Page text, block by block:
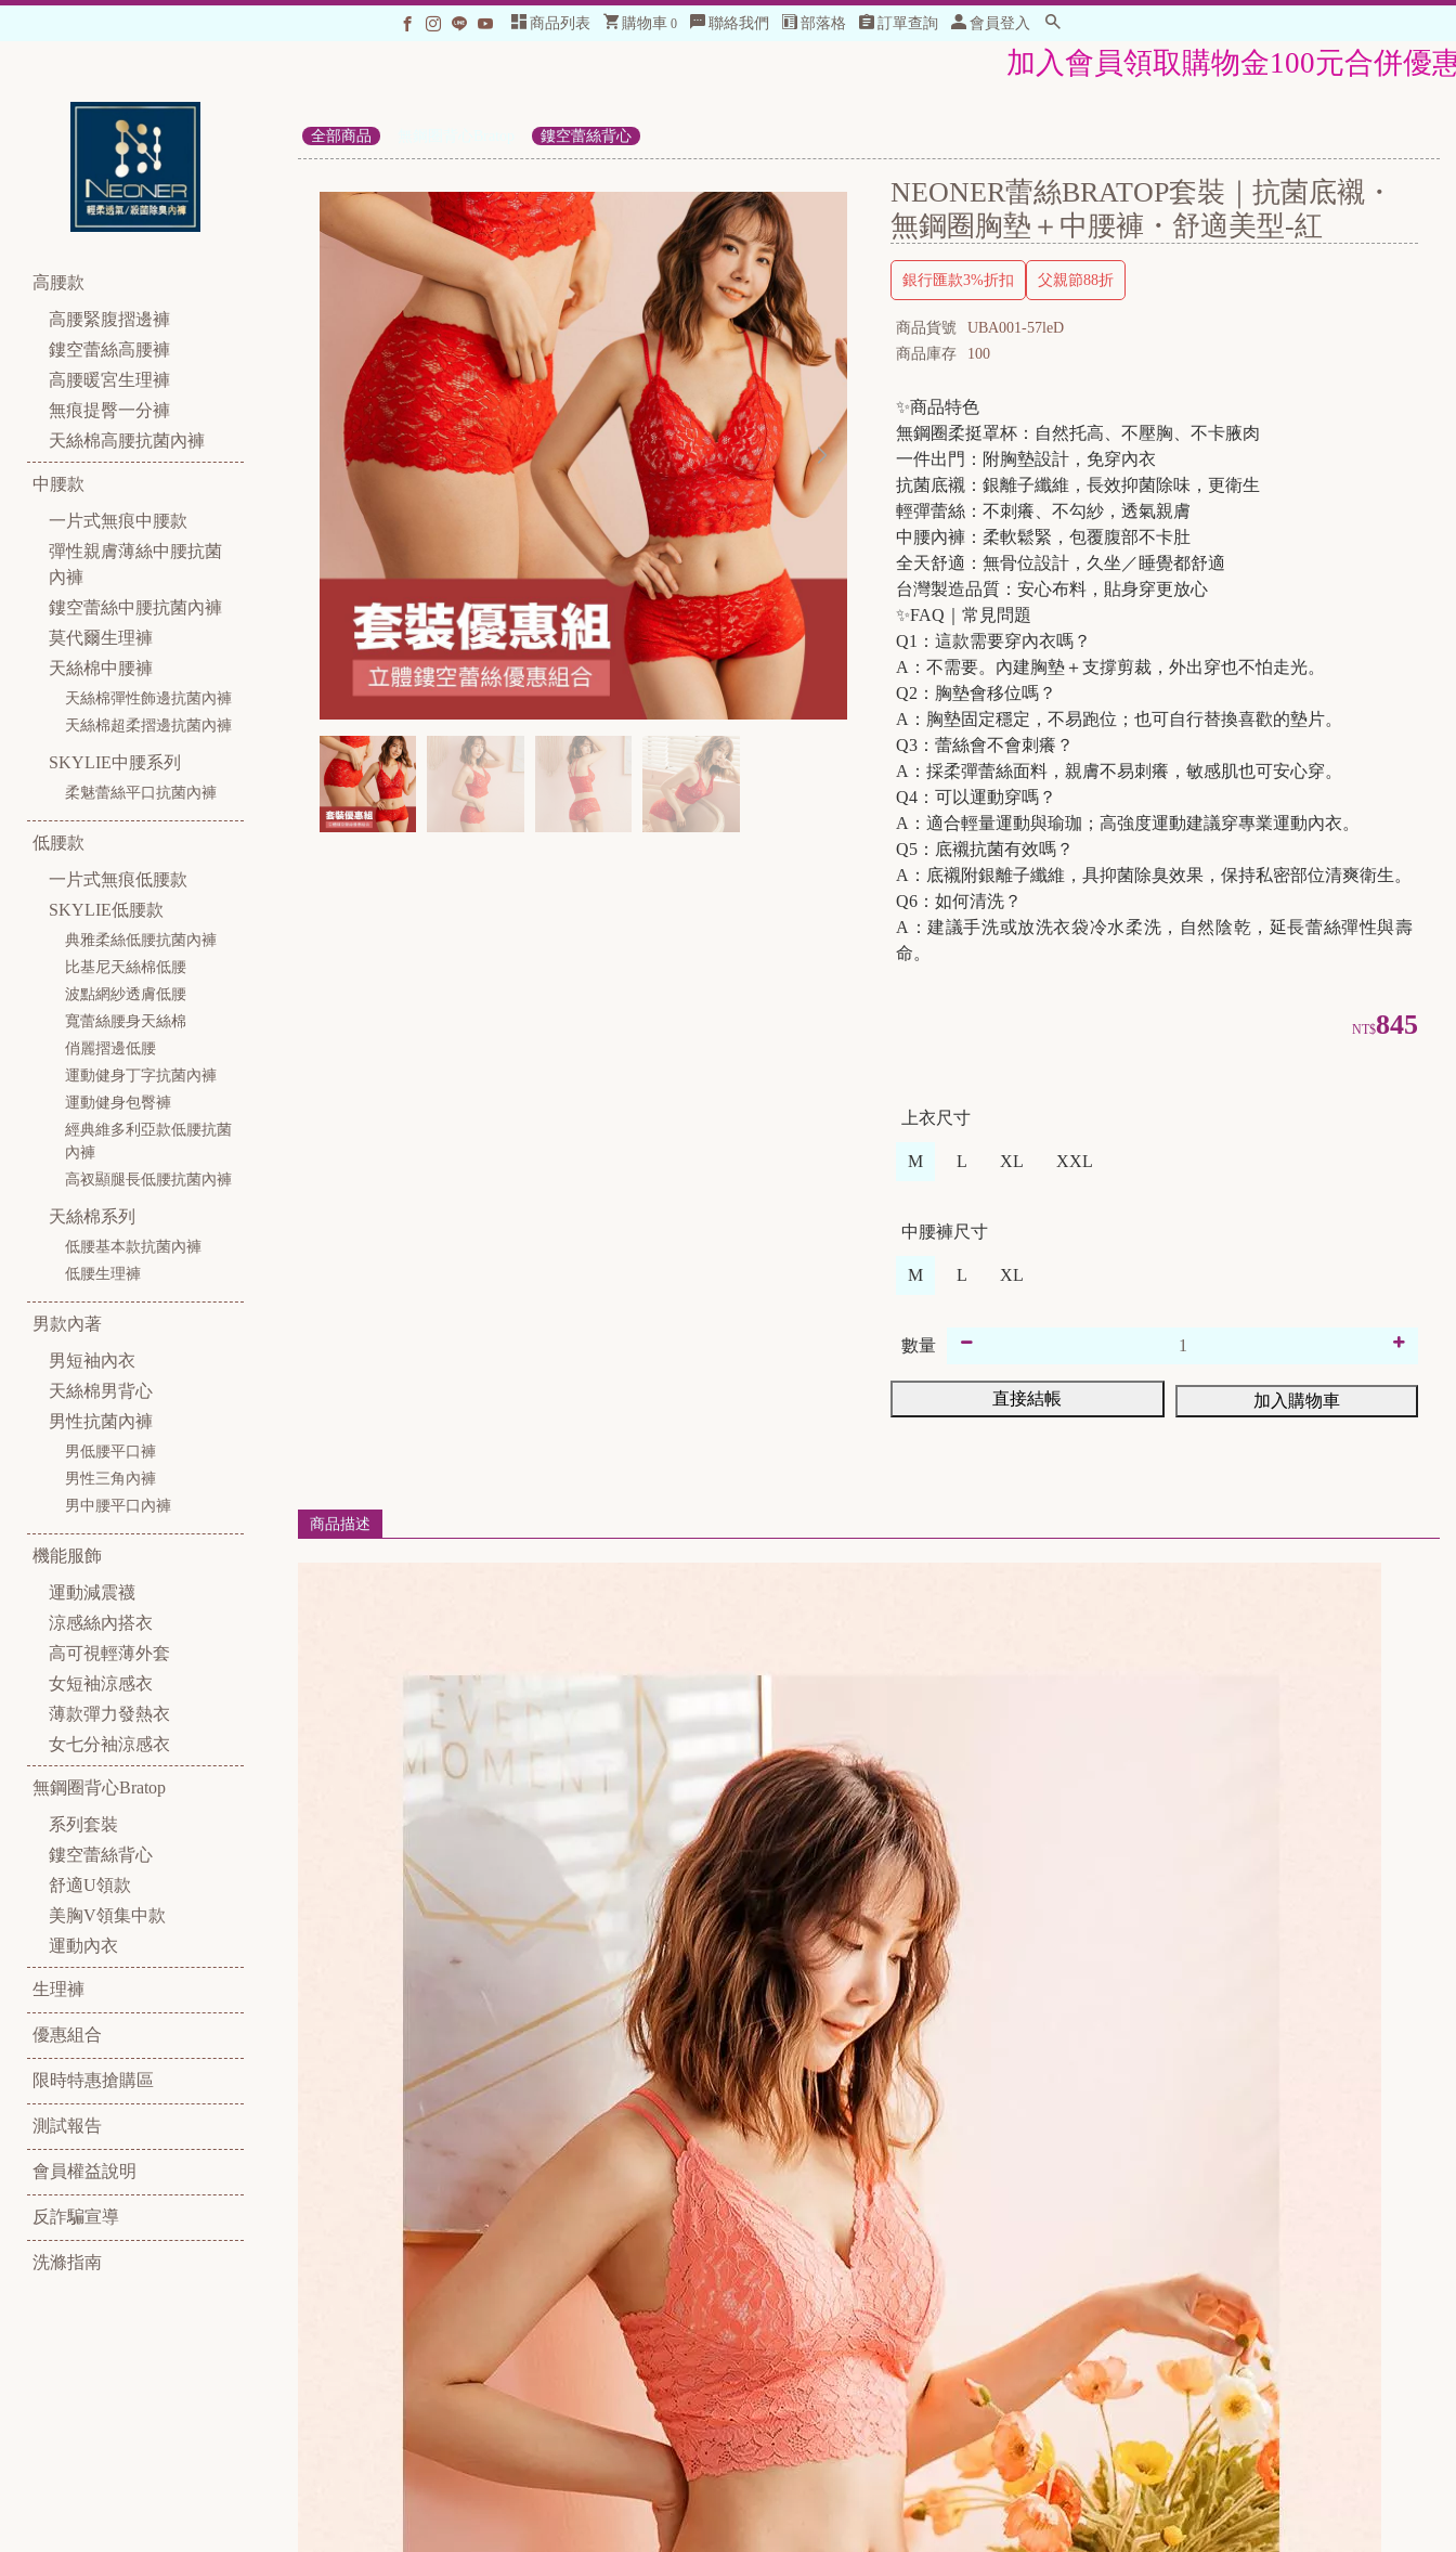
商品列表 購物車 0 聯絡我們 部落格 訂單查詢 會員登入
加入會員領取購物金100元合併優惠活動使用...
高腰款
高腰緊腹摺邊褲
鏤空蕾絲高腰褲
高腰暖宮生理褲
無痕提臀一分褲
天絲棉高腰抗菌內褲
中腰款
一片式無痕中腰款
彈性親膚薄絲中腰抗菌
內褲
鏤空蕾絲中腰抗菌內褲
莫代爾生理褲
天絲棉中腰褲
天絲棉彈性飾邊抗菌內褲
天絲棉超柔摺邊抗菌內褲
SKYLIE中腰系列
柔魅蕾絲平口抗菌內褲
低腰款
一片式無痕低腰款
SKYLIE低腰款
典雅柔絲低腰抗菌內褲
比基尼天絲棉低腰
波點網紗透膚低腰
寬蕾絲腰身天絲棉
俏麗摺邊低腰
運動健身丁字抗菌內褲
運動健身包臀褲
經典維多利亞款低腰抗菌
內褲
高衩顯腿長低腰抗菌內褲
天絲棉系列
低腰基本款抗菌內褲
低腰生理褲
男款內著
男短袖內衣
天絲棉男背心
男性抗菌內褲
男低腰平口褲
男性三角內褲
男中腰平口內褲
機能服飾
運動減震襪
涼感絲內搭衣
高可視輕薄外套
女短袖涼感衣
薄款彈力發熱衣
女七分袖涼感衣
無鋼圈背心Bratop
系列套裝
鏤空蕾絲背心
舒適U領款
美胸V領集中款
運動內衣
生理褲
優惠組合
限時特惠搶購區
測試報告
會員權益說明
反詐騙宣導
洗滌指南
全部商品 鏤空蕾絲背心
NEONER蕾絲BRATOP套裝｜抗菌底襯・
無鋼圈胸墊＋中腰褲・舒適美型-紅
銀行匯款3%折扣 父親節88折
商品貨號
UBA001-57leD
商品庫存
100
✨商品特色
無鋼圈柔挺罩杯：自然托高、不壓胸、不卡腋肉
一件出門：附胸墊設計，免穿內衣
抗菌底襯：銀離子纖維，長效抑菌除味，更衛生
輕彈蕾絲：不刺癢、不勾紗，透氣親膚
中腰內褲：柔軟鬆緊，包覆腹部不卡肚
全天舒適：無骨位設計，久坐／睡覺都舒適
台灣製造品質：安心布料，貼身穿更放心
✨FAQ｜常見問題
Q1：這款需要穿內衣嗎？
A：不需要。內建胸墊＋支撐剪裁，外出穿也不怕走光。
Q2：胸墊會移位嗎？
A：胸墊固定穩定，不易跑位；也可自行替換喜歡的墊片。
Q3：蕾絲會不會刺癢？
A：採柔彈蕾絲面料，親膚不易刺癢，敏感肌也可安心穿。
Q4：可以運動穿嗎？
A：適合輕量運動與瑜珈；高強度運動建議穿專業運動內衣。
Q5：底襯抗菌有效嗎？
A：底襯附銀離子纖維，具抑菌除臭效果，保持私密部位清爽衛生。
Q6：如何清洗？
A：建議手洗或放洗衣袋冷水柔洗，自然陰乾，延長蕾絲彈性與壽
命。
NT$845
上衣尺寸
M L XL XXL
中腰褲尺寸
M L XL
數量
直接結帳 加入購物車
商品描述